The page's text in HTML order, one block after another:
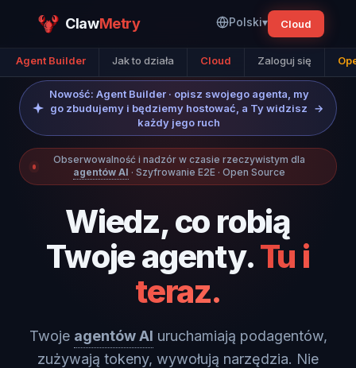
ClawMetry Polski▾ Cloud
Agent Builder Jak to działa Cloud Zaloguj się
Nowość: Agent Builder · opisz swojego agenta, my
go zbudujemy i będziemy hostować, a Ty widzisz
każdy jego ruch
→
Obserwowalność i nadzór w czasie rzeczywistym dla
agentów AI · Szyfrowanie E2E · Open Source
Wiedz, co robią
Twoje agenty.Tu i
teraz.
Twoje agentów AI uruchamiają podagentów,
zużywają tokeny, wywołują narzędzia. Nie